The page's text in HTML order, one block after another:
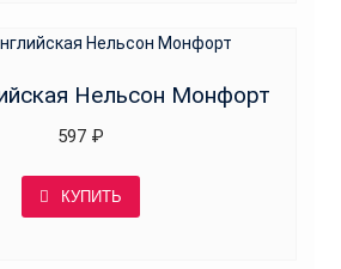
Нельсон Монфорт
597 ₽
КУПИТЬ